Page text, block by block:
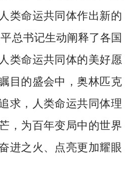
类命运共同体作出新的
总书记生动阐释了各国
类命运共同体的美好愿
目的盛会中，奥林匹克
求，人类命运共同体理
，为百年变局中的世界
进之火、点亮更加耀眼